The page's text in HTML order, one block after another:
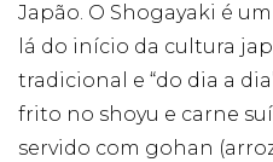
Japão. O Shogayaki é
lá do início da cultura
tradicional e “do dia a
frito no shoyu e carne
servido com gohan